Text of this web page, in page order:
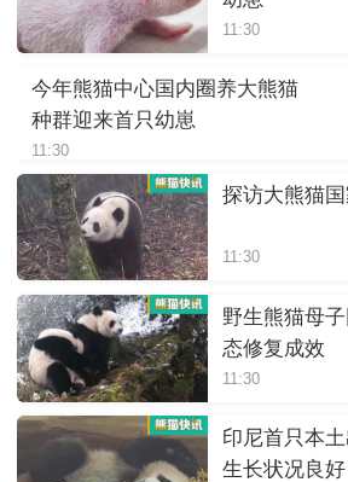
11:30
今年熊猫中心国内圈养大熊猫
种群迎来首只幼崽
11:30
探访大熊猫国
11:30
野生熊猫母
态修复成效
11:30
印尼首只本
生长状况良好